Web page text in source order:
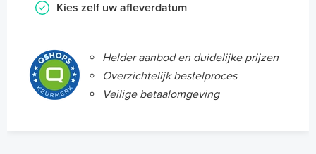
Kies zelf uw afleverdatum
Helder aanbod en duidelijke prijzen
Overzichtelijk bestelproces
Veilige betaalomgeving